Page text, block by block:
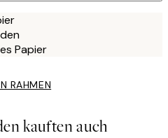
Papier
RAHMEN
kauften auch